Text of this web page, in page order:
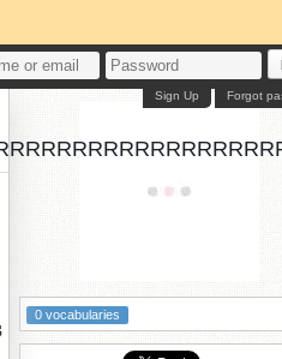
Forgot
Sign Up
0 vocabularies